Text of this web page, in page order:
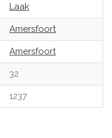
Laak
Amersfoort
Amersfoort
32
1237